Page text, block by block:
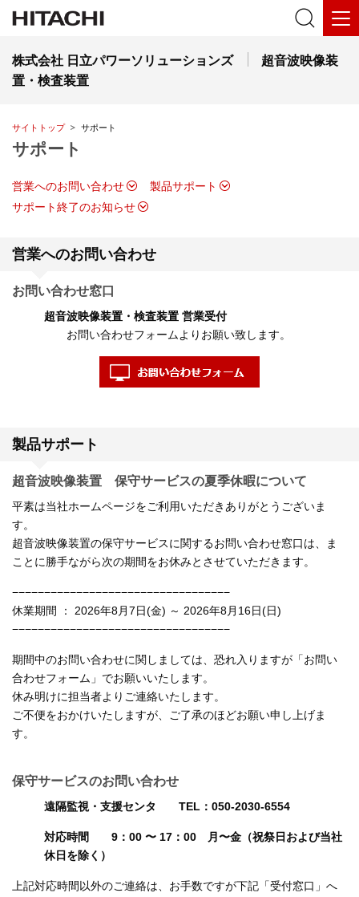
株式会社 日立パワーソリューションズ
超音波映像装
置・検査装置
サイトトップ サポート
サポート
営業へのお問い合わせ
製品サポート
サポート終了のお知らせ
営業へのお問い合わせ
お問い合わせ窓口
超音波映像装置・検査装置 営業受付
お問い合わせフォームよりお願い致します。
製品サポート
超音波映像装置 保守サービスの夏季休暇について
平素は当社ホームページをご利用いただきありがとうございま
す。
超音波映像装置の保守サービスに関するお問い合わせ窓口は、ま
ことに勝手ながら次の期間をお休みとさせていただきます。
−−−−−−−−−−−−−−−−−−−−−−−−−−−−−−−−−−
休業期間 ： 2026年8月7日(金) ～ 2026年8月16日(日)
−−−−−−−−−−−−−−−−−−−−−−−−−−−−−−−−−−
期間中のお問い合わせに関しましては、恐れ入りますが「お問い
合わせフォーム」でお願いいたします。
休み明けに担当者よりご連絡いたします。
ご不便をおかけいたしますが、ご了承のほどお願い申し上げま
す。
保守サービスのお問い合わせ
遠隔監視・支援センタ TEL：050-2030-6554
対応時間 9：00 〜 17：00 月〜金（祝祭日および当社
休日を除く）
上記対応時間以外のご連絡は、お手数ですが下記「受付窓口」へ